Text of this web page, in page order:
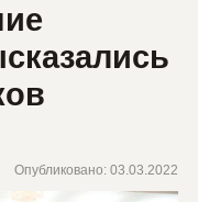
Опубликовано: 03.03.2022